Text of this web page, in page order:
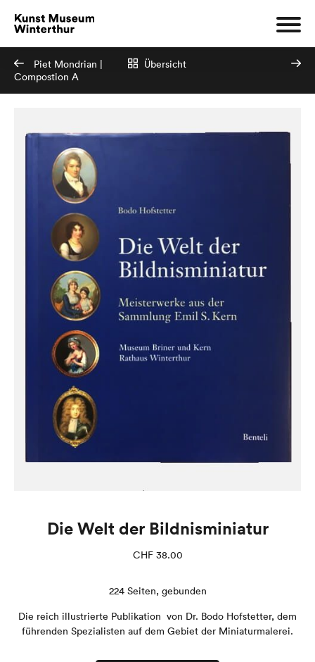
Piet Mondrian |
Compostion A
Übersicht
Die Welt der Bildnisminiatur
CHF38.00
224 Seiten, gebunden
Die reich illustrierte Publikation von Dr. Bodo Hofstetter, dem
führenden Spezialisten auf dem Gebiet der Miniaturmalerei.